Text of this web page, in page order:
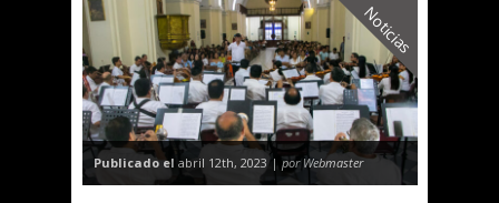
Noticias
Publicado el abril 12th, 2023 | por Webmaster